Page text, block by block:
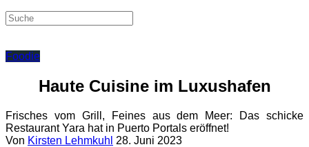
Foodie
Haute Cuisine im Luxushafen
Frisches vom Grill, Feines aus dem Meer: Das schicke
Restaurant Yara hat in Puerto Portals eröffnet!
Von Kirsten Lehmkuhl 28. Juni 2023